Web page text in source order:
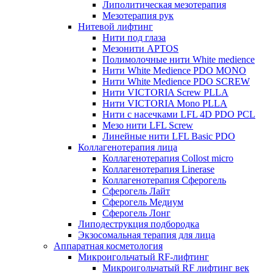
Липолитическая мезотерапия
Мезотерапия рук
Нитевой лифтинг
Нити под глаза
Мезонити APTOS
Полимолочные нити White medience
Нити White Medience PDO MONO
Нити White Medience PDO SCREW
Нити VICTORIA Screw PLLA
Нити VICTORIA Mono PLLA
Нити с насечками LFL 4D PDO PCL
Мезо нити LFL Screw
Линейные нити LFL Basic PDO
Коллагенотерапия лица
Коллагенотерапия Collost micro
Коллагенотерапия Linerase
Коллагенотерапия Сферогель
Сферогель Лайт
Сферогель Медиум
Сферогель Лонг
Липодеструкция подбородка
Экзосомальная терапия для лица
Аппаратная косметология
Микроигольчатый RF-лифтинг
Микроигольчатый RF лифтинг век